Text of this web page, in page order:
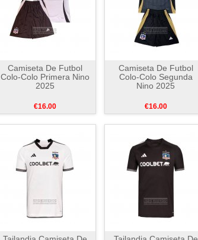
Camiseta De Futbol
Colo-Colo Primera Nino
2025
€16.00
Camiseta De Futbol
Colo-Colo Segunda
Nino 2025
€16.00